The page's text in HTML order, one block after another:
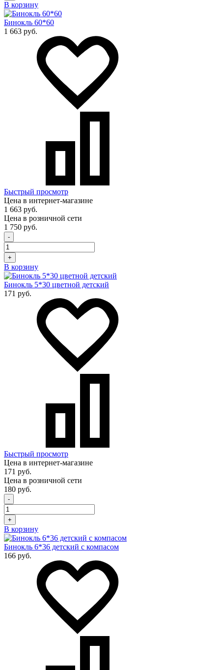
В корзину
Бинокль 60*60
1 663 руб.
Быстрый просмотр
Цена в интернет-магазине
1 663 руб.
Цена в розничной сети
1 750 руб.
-
+
В корзину
Бинокль 5*30 цветной детский
171 руб.
Быстрый просмотр
Цена в интернет-магазине
171 руб.
Цена в розничной сети
180 руб.
-
+
В корзину
Бинокль 6*36 детский с компасом
166 руб.